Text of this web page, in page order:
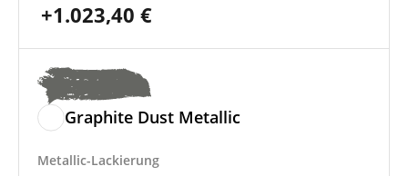
+1.023,40 €
Graphite Dust Metallic
Metallic-Lackierung